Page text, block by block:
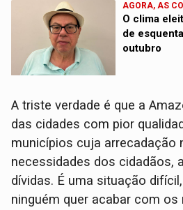
AGORA, AS
O clima
de
outubro
A triste verdade é que a
das cidades com pior
municípios cuja arrecadação
necessidades dos cidadãos,
dívidas. É uma situação
ninguém quer acabar com os